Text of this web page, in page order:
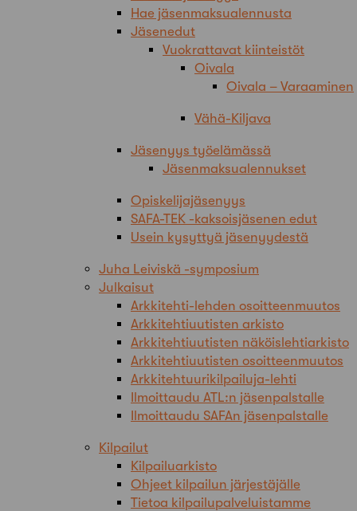
Hae jäsenmaksualennusta
Jäsenedut
Vuokrattavat kiinteistöt
Oivala
Oivala – Varaaminen
Vähä-Kiljava
Jäsenyys työelämässä
Jäsenmaksualennukset
Opiskelijajäsenyys
SAFA-TEK -kaksoisjäsenen edut
Usein kysyttyä jäsenyydestä
Juha Leiviskä -symposium
Julkaisut
Arkkitehti-lehden osoitteenmuutos
Arkkitehtiuutisten arkisto
Arkkitehtiuutisten näköislehtiarkisto
Arkkitehtiuutisten osoitteenmuutos
Arkkitehtuurikilpailuja-lehti
Ilmoittaudu ATL:n jäsenpalstalle
Ilmoittaudu SAFAn jäsenpalstalle
Kilpailut
Kilpailuarkisto
Ohjeet kilpailun järjestäjälle
Tietoa kilpailupalveluistamme